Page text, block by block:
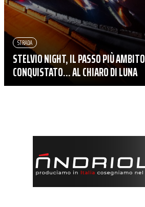
STELVIO NIGHT, IL PASSO PIÙ AMBITO
CONQUISTATO… AL CHIARO DI LUNA
STRADA